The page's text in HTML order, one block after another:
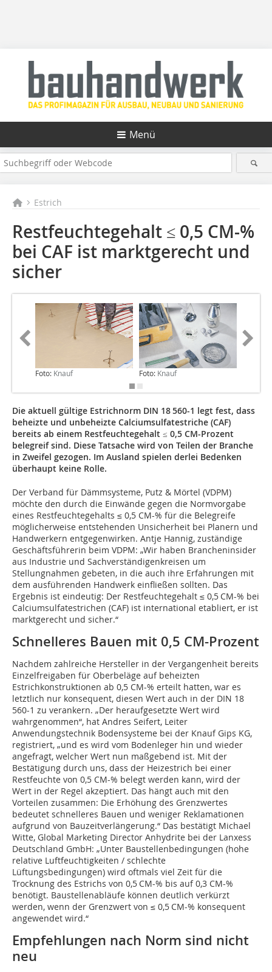
Menü
Estrich
Restfeuchtegehalt ≤ 0,5 CM-%
bei CAF ist marktgerecht und
sicher
Foto: Knauf Foto: Knauf
Die aktuell gültige Estrichnorm DIN 18 560-1 legt fest, dass
beheizte und unbeheizte Calciumsulfatestriche (CAF)
bereits ab einem Restfeuchtegehalt ≤ 0,5 CM-Prozent
belegreif sind. Diese Tatsache wird von Teilen der Branche
in Zweifel gezogen. Im Ausland spielen derlei Bedenken
überhaupt keine Rolle.
Der Verband für Dämmsysteme, Putz & Mörtel (VDPM)
möchte den durch die Einwände gegen die Normvorgabe
eines Restfeuchtegehalts ≤ 0,5 CM-% für die Belegreife
möglicherweise entstehenden Unsicherheit bei Planern und
Handwerkern entgegenwirken. Antje Hannig, zuständige
Geschäftsführerin beim VDPM: „Wir haben Brancheninsider
aus Industrie und Sachverständigenkreisen um
Stellungnahmen gebeten, in die auch ihre Erfahrungen mit
dem ausführenden Handwerk einfließen sollten. Das
Ergebnis ist eindeutig: Der Restfeuchtegehalt ≤ 0,5 CM-% bei
Calciumsulfatestrichen (CAF) ist international etabliert, er ist
marktgerecht und sicher.“
Schnelleres Bauen mit 0,5 CM-Prozent
Nachdem zahlreiche Hersteller in der Vergangenheit bereits
Einzelfreigaben für Oberbeläge auf beheizten
Estrichkonstruktionen ab 0,5 CM-% erteilt hatten, war es
letztlich nur konsequent, diesen Wert auch in der DIN 18
560-1 zu verankern. „Der heraufgesetzte Wert wird
wahrgenommen“, hat Andres Seifert, Leiter
Anwendungstechnik Bodensysteme bei der Knauf Gips KG,
registriert, „und es wird vom Bodenleger hin und wieder
angefragt, welcher Wert nun maßgebend ist. Mit der
Bestätigung durch uns, dass der Heizestrich bei einer
Restfeuchte von 0,5 CM-% belegt werden kann, wird der
Wert in der Regel akzeptiert. Das hängt auch mit den
Vorteilen zusammen: Die Erhöhung des Grenzwertes
bedeutet schnelleres Bauen und weniger Reklamationen
aufgrund von Bauzeitverlängerung.“ Das bestätigt Michael
Witte, Global Marketing Director Anhydrite bei der Lanxess
Deutschland GmbH: „Unter Baustellenbedingungen (hohe
relative Luftfeuchtigkeiten / schlechte
Lüftungsbedingungen) wird oftmals viel Zeit für die
Trocknung des Estrichs von 0,5 CM-% bis auf 0,3 CM-%
benötigt. Baustellenabläufe können deutlich verkürzt
werden, wenn der Grenzwert von ≤ 0,5 CM-% konsequent
angewendet wird.“
Empfehlungen nach Norm sind nicht
neu